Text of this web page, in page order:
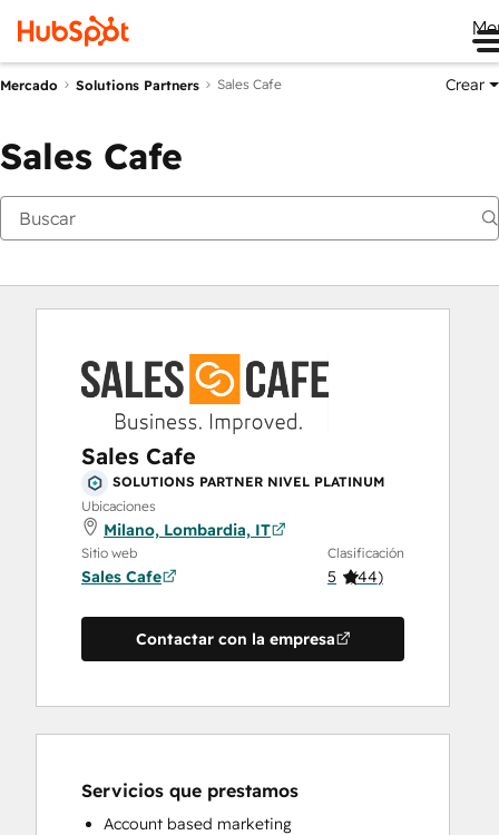
Mercado Solutions Partners Sales Cafe Crear
Sales Cafe
Sales Cafe
SOLUTIONS PARTNER NIVEL PLATINUM
Ubicaciones
Milano, Lombardia, IT
Sitio web
Sales Cafe
Clasificación
5 (44)
Contactar con la empresa
Servicios que prestamos
Account based marketing